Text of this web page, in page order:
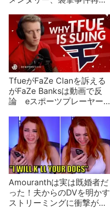
TfueがFaZe Clanを訴える
がFaZe Banksは動画で反
論 eスポーツプレーヤー
Amouranthは実は既婚者だ
った！夫からのDVを明かす
ストリーミングに衝撃が走